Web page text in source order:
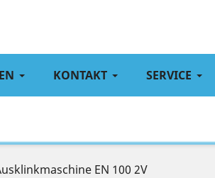
KONTAKT SERVICE
EN 100 2V